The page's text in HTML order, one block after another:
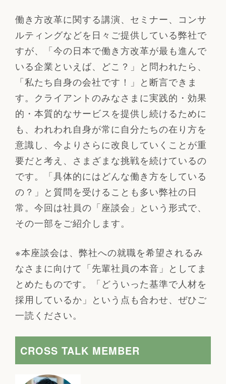
働き方改革に関する講演、セミナー、コンサ
ルティングなどを日々ご提供している弊社で
すが、「今の日本で働き方改革が最も進んで
いる企業といえば、どこ？」と問われたら、
「私たち自身の会社です！」と断言できま
す。クライアントのみなさまに実践的・効果
的・本質的なサービスを提供し続けるために
も、われわれ自身が常に自分たちの在り方を
意識し、今よりさらに改良していくことが重
要だと考え、さまざまな挑戦を続けているの
です。「具体的にはどんな働き方をしている
の？」と質問を受けることも多い弊社の日
常。今回は社員の「座談会」という形式で、
その一部をご紹介します。
※本座談会は、弊社への就職を希望されるみ
なさまに向けて「先輩社員の本音」としてま
とめたものです。「どういった基準で人材を
採用しているか」という点も合わせ、ぜひご
一読ください。
CROSS TALK MEMBER